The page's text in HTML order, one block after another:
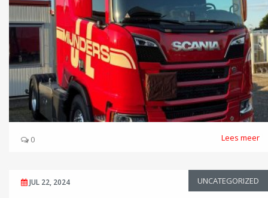
0 Lees meer
JUL 22, 2024 UNCATEGORIZED